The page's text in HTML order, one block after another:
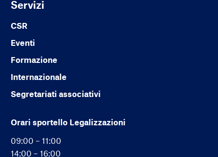
Servizi
CSR
Eventi
Formazione
Internazionale
Segretariati associativi
Orari sportello Legalizzazioni
09:00 – 11:00
14:00 – 16:00